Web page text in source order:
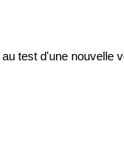
test d'une nouvelle